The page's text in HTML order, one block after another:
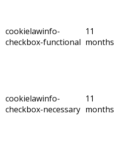
cookielawinfo-
checkbox-functional
11
months
cookielawinfo-
checkbox-necessary
11
months